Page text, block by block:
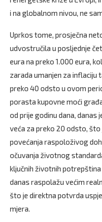
i na globalnom nivou, ne
Uprkos tome, prosječna
udvostručila u posljednje
eura na preko 1.000 eura,
zarada umanjen za inflaciju
preko 40 odsto u ovom
porasta kupovne moći
od prije godinu dana, danas
veća za preko 20 odsto,
povećanja raspoloživog
očuvanja životnog
ključnih životnih potrepština
danas raspolažu većim
što je direktna potvrda
mjera.